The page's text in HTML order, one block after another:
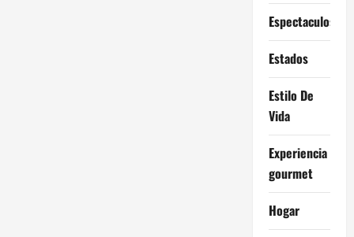
Espectaculos
Estados
Estilo De
Vida
Experiencia
gourmet
Hogar